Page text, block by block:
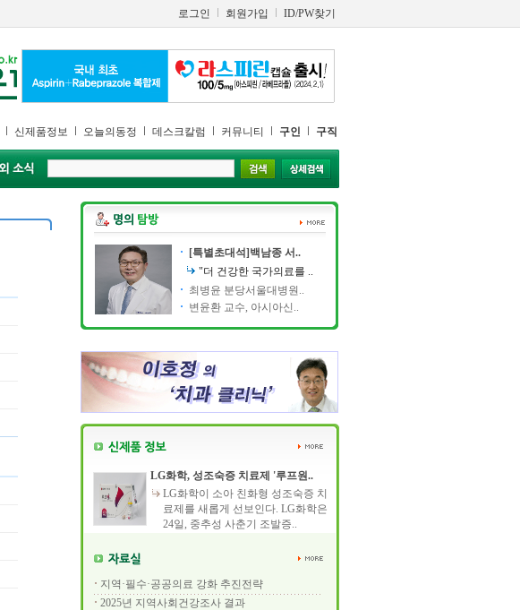
로그인 회원가입 ID/PW찾기
신제품정보 오늘의동정 데스크칼럼 커뮤니티 구인 구직
[특별초대석]백남종 서..
"더 건강한 국가의료를 ..
최병윤 분당서울대병원..
변윤환 교수, 아시아신..
LG화학, 성조숙증 치료제 '루프원..
LG화학이 소아 친화형 성조숙증 치
료제를 새롭게 선보인다. LG화학은
24일, 중추성 사춘기 조발증..
지역·필수·공공의료 강화 추진전략
2025년 지역사회건강조사 결과